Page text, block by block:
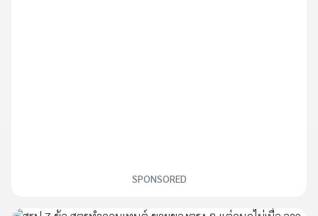
SPONSORED